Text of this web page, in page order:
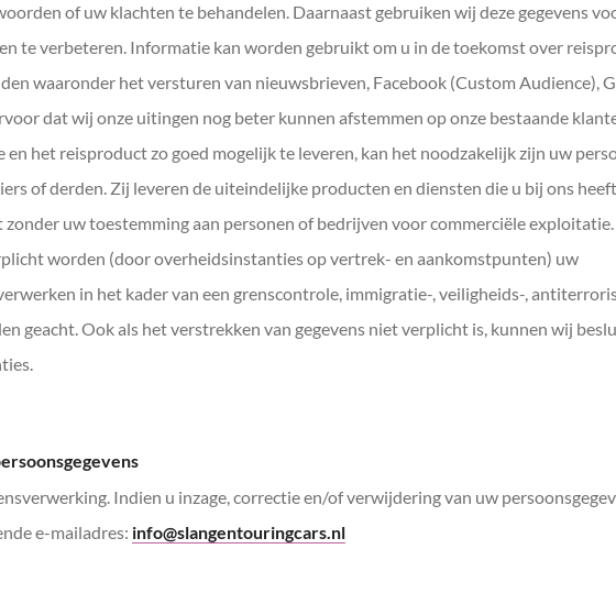
of uw klachten te behandelen. Daarnaast gebruiken wij deze gegevens
te verbeteren. Informatie kan worden gebruikt om u in de toekomst over
waaronder het versturen van nieuwsbrieven, Facebook (Custom Audience),
dat wij onze uitingen nog beter kunnen afstemmen op onze bestaande
het reisproduct zo goed mogelijk te leveren, kan het noodzakelijk zijn uw
of derden. Zij leveren de uiteindelijke producten en diensten die u bij ons
uw toestemming aan personen of bedrijven voor commerciële
worden (door overheidsinstanties op vertrek- en aankomstpunten) uw
in het kader van een grenscontrole, immigratie-, veiligheids-,
geacht. Ook als het verstrekken van gegevens niet verplicht is, kunnen wij
Indien u inzage, correctie en/of verwijdering van uw
e-mailadres: info@slangentouringcars.nl